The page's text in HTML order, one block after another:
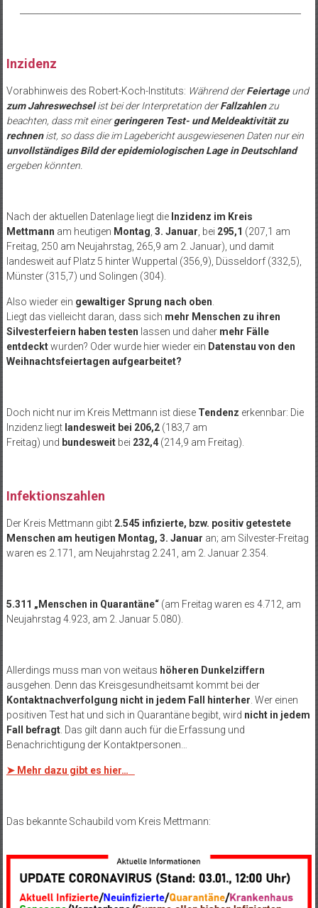
Inzidenz
Vorabhinweis des Robert-Koch-Instituts: Während derFeiertageund
zum Jahreswechselist bei der Interpretation derFallzahlenzu
beachten, dass mit einergeringeren Test- und Meldeaktivität zu
rechnenist, so dass die im Lagebericht ausgewiesenen Daten nur ein
unvollständiges Bild der epidemiologischen Lage in Deutschland
ergeben könnten.
Nach der aktuellen Datenlage liegt die Inzidenz im Kreis
Mettmann am heutigen Montag 3. Januar , bei 295,1 (207,1 am
Freitag, 250 am Neujahrstag, 265,9 am 2. Januar), und damit
landesweit auf Platz 5 hinter Wuppertal (356,9), Düsseldorf (332,5),
Münster (315,7) und Solingen (304).
Also wieder ein gewaltiger Sprung nach oben
Liegt das vielleicht daran, dass sich mehr Menschen zu ihren
Silvesterfeiern haben testen lassen und daher mehr Fälle
entdecktwurden? Oder wurde hier wieder ein Datenstau von den
Weihnachtsfeiertagen aufgearbeitet?
Doch nicht nur im Kreis Mettmann ist diese Tendenz erkennbar: Die
Inzidenz liegtlandesweit bei 206,2 (183,7 am
Freitag) und bundesweitbei 232,4 (214,9 am Freitag).
Infektionszahlen
Der Kreis Mettmann gibt2.545 infizierte, bzw. positiv getestete
Menschen am heutigen Montag, 3. Januar an; am Silvester-Freitag
waren es 2.171, am Neujahrstag 2.241, am 2. Januar 2.354.
5.311 „Menschen in Quarantäne“ (am Freitag waren es 4.712, am
Neujahrstag 4.923, am 2. Januar 5.080).
Allerdings muss man von weitaus höheren Dunkelziffern
ausgehen. Denn das Kreisgesundheitsamt kommt bei der
Kontaktnachverfolgung nicht in jedem Fall hinterher . Wer einen
positiven Test hat und sich in Quarantäne begibt, wird nicht in jedem
Fall befragt. Das gilt dann auch für die Erfassung und
Benachrichtigung der Kontaktpersonen…
➤ Mehr dazu gibt es hier…
Das bekannte Schaubild vom Kreis Mettmann: